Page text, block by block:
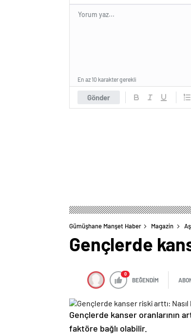
Gönder
En az 10 karakter gerekli
Gümüşhane Manşet Haber Magazin
Gençlerde
0
BEĞENDİM
Gençlerde kanser oranlarının
faktöre bağlı olabilir.